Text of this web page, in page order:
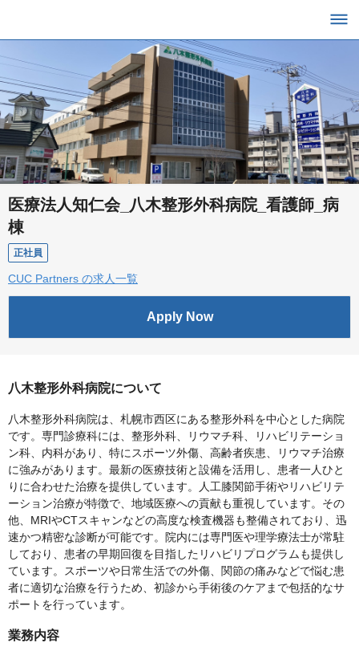
医療法人知仁会_八木整形外科病院_看護師_病
棟
正社員
CUC Partners の求人一覧
Apply Now
八木整形外科病院について
八木整形外科病院は、札幌市西区にある整形外科を中心とした病院
です。専門診療科には、整形外科、リウマチ科、リハビリテーショ
ン科、内科があり、特にスポーツ外傷、高齢者疾患、リウマチ治療
に強みがあります。最新の医療技術と設備を活用し、患者一人ひと
りに合わせた治療を提供しています。人工膝関節手術やリハビリテ
ーション治療が特徴で、地域医療への貢献も重視しています。その
他、MRIやCTスキャンなどの高度な検査機器も整備されており、迅
速かつ精密な診断が可能です。院内には専門医や理学療法士が常駐
しており、患者の早期回復を目指したリハビリプログラムも提供し
ています。スポーツや日常生活での外傷、関節の痛みなどで悩む患
者に適切な治療を行うため、初診から手術後のケアまで包括的なサ
ポートを行っています。
業務内容